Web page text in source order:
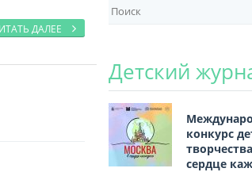
ДАЛЕЕ
Детский
конкурс
сердце